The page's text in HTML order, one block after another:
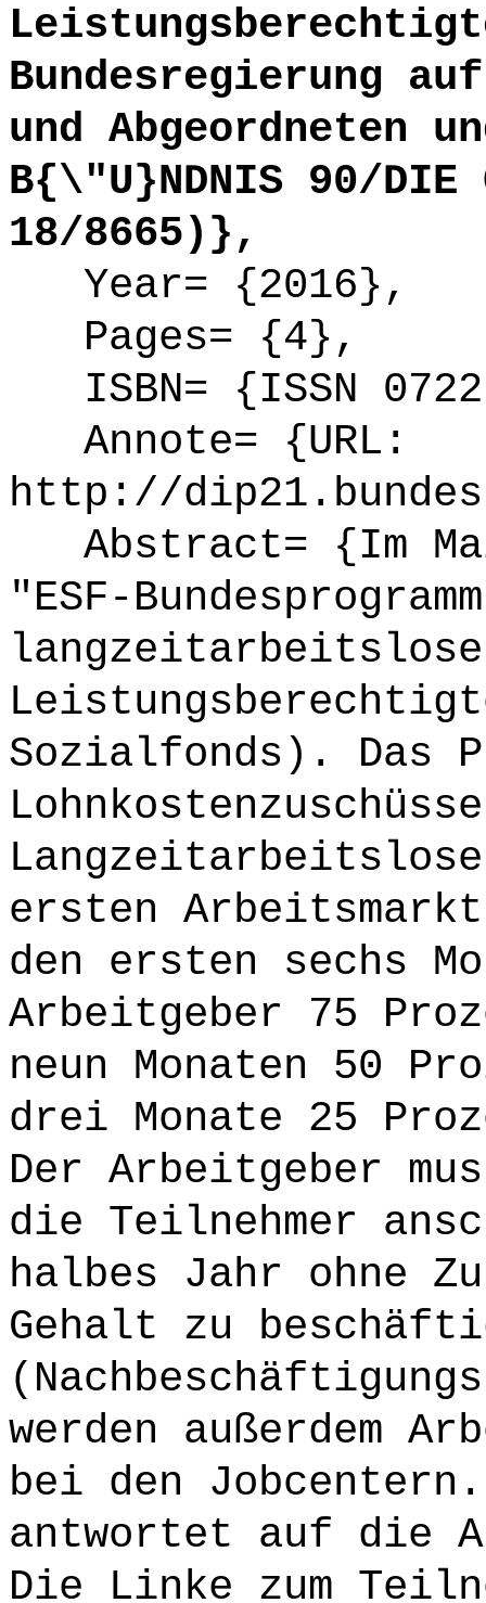
Bundesregierung
und Abgeordneten
B{\"U}NDNIS 90/DIE
18/8665)},
Year= {2016},
Pages= {4},
ISBN= {ISSN
Annote= {URL:
http://
Abstract= {Im
"ESF-
Sozialfonds). Das
ersten
den ersten sechs
Arbeitgeber 75
neun Monaten 50
drei Monate 25
Der Arbeitgeber
die Teilnehmer
halbes Jahr ohne
Gehalt zu
werden außerdem
bei den
antwortet auf die
Die Linke zum